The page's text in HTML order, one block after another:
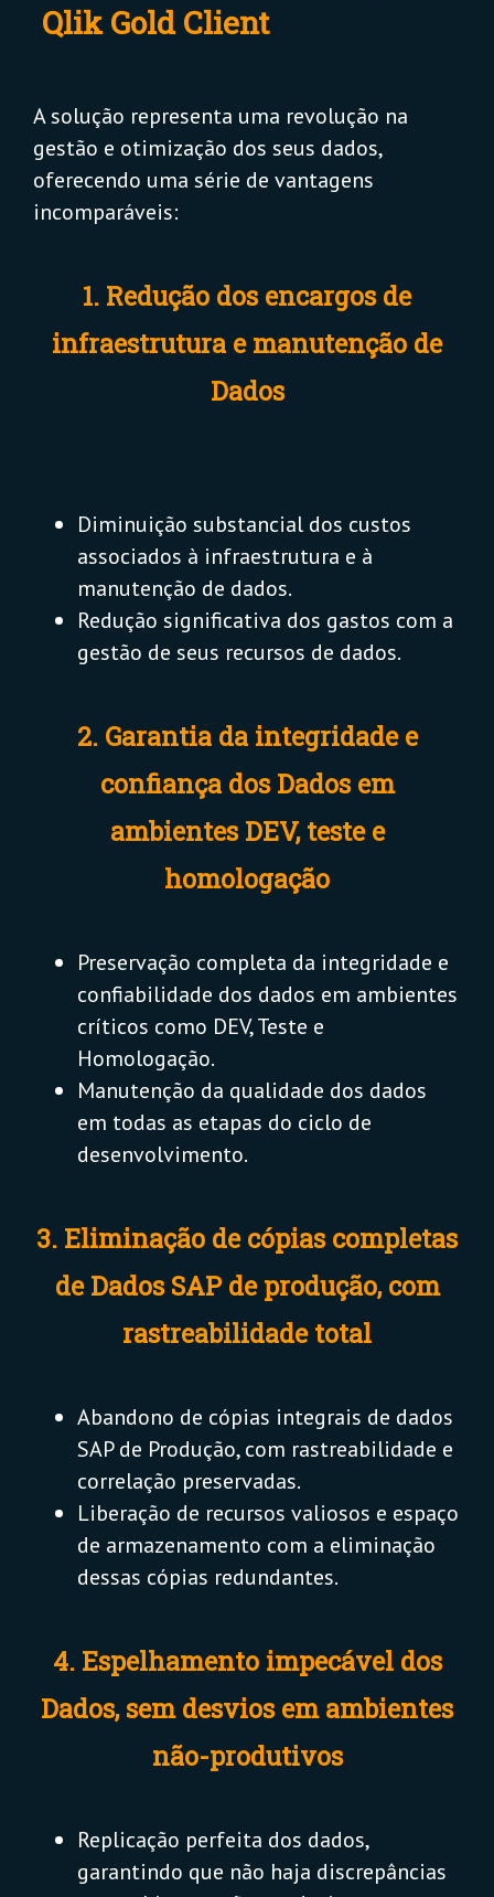
Qlik Gold Client
A solução representa uma revolução na
gestão e otimização dos seus dados,
oferecendo uma série de vantagens
incomparáveis:
1. Redução dos encargos de
infraestrutura e manutenção de
Dados
Diminuição substancial dos custos
associados à infraestrutura e à
manutenção de dados.
Redução significativa dos gastos com a
gestão de seus recursos de dados.
2. Garantia da integridade e
confiança dos Dados em
ambientes DEV, teste e
homologação
Preservação completa da integridade e
confiabilidade dos dados em ambientes
críticos como DEV, Teste e
Homologação.
Manutenção da qualidade dos dados
em todas as etapas do ciclo de
desenvolvimento.
3. Eliminação de cópias completas
de Dados SAP de produção, com
rastreabilidade total
Abandono de cópias integrais de dados
SAP de Produção, com rastreabilidade e
correlação preservadas.
Liberação de recursos valiosos e espaço
de armazenamento com a eliminação
dessas cópias redundantes.
4. Espelhamento impecável dos
Dados, sem desvios em ambientes
não-produtivos
Replicação perfeita dos dados,
garantindo que não haja discrepâncias